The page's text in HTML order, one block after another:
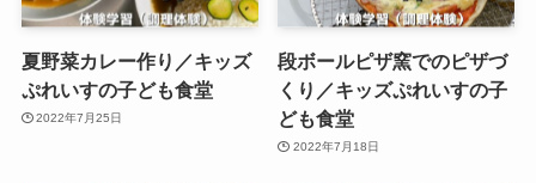
夏野菜カレー作り／キッズ
ぷれいすの子ども食堂
2022年7月25日
段ボールピザ窯でのピザづ
くり／キッズぷれいすの子
ども食堂
2022年7月18日